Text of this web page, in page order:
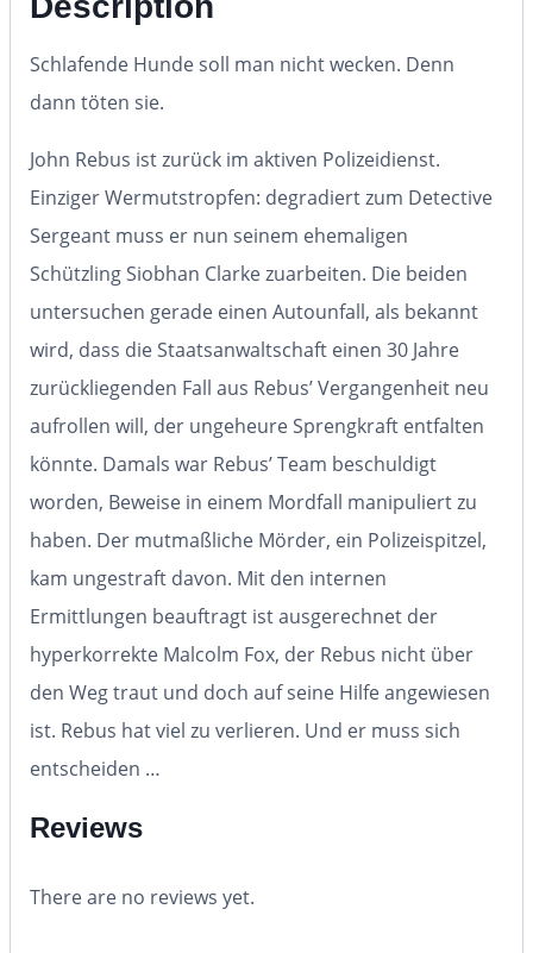
Schlafende Hunde soll man nicht wecken. Denn
dann töten sie.
John Rebus ist zurück im aktiven Polizeidienst.
Einziger Wermutstropfen: degradiert zum Detective
Sergeant muss er nun seinem ehemaligen
Schützling Siobhan Clarke zuarbeiten. Die beiden
untersuchen gerade einen Autounfall, als bekannt
wird, dass die Staatsanwaltschaft einen 30 Jahre
zurückliegenden Fall aus Rebus’ Vergangenheit neu
aufrollen will, der ungeheure Sprengkraft entfalten
könnte. Damals war Rebus’ Team beschuldigt
worden, Beweise in einem Mordfall manipuliert zu
haben. Der mutmaßliche Mörder, ein Polizeispitzel,
kam ungestraft davon. Mit den internen
Ermittlungen beauftragt ist ausgerechnet der
hyperkorrekte Malcolm Fox, der Rebus nicht über
den Weg traut und doch auf seine Hilfe angewiesen
ist. Rebus hat viel zu verlieren. Und er muss sich
entscheiden …
Reviews
There are no reviews yet.